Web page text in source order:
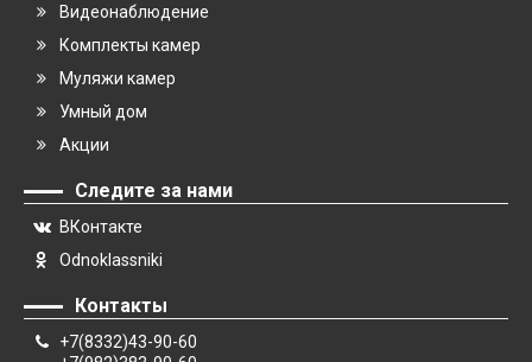
Видеонаблюдение
Комплекты камер
Муляжи камер
Умный дом
Акции
Следите за нами
ВКонтакте
Odnoklassniki
Контакты
+7(8332)43-90-60